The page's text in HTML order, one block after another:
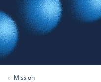
Mission